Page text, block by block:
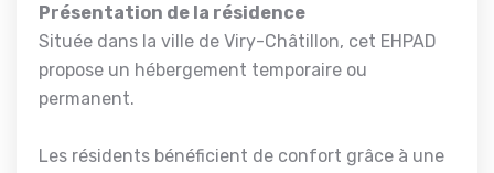
Présentation de la résidence
Située dans la ville de Viry-Châtillon, cet EHPAD
propose un hébergement temporaire ou
permanent.
Les résidents bénéficient de confort grâce à une